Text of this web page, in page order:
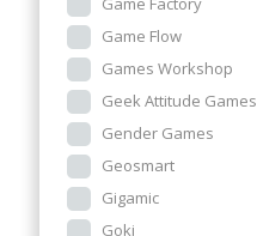
Game Flow
Games Workshop
Geek Attitude Games
Gender Games
Geosmart
Gigamic
Goki